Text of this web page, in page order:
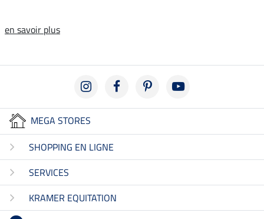
en savoir plus
MEGA STORES
SHOPPING EN LIGNE
SERVICES
KRAMER EQUITATION